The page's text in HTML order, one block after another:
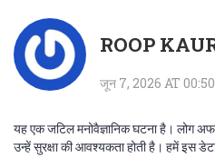
ROOP
जून 7, 2026 AT 00:50
यह एक जटिल मनोवैज्ञानिक घटना है। लोग
उन्हें सुरक्षा की आवश्यकता होती है। हमें इस